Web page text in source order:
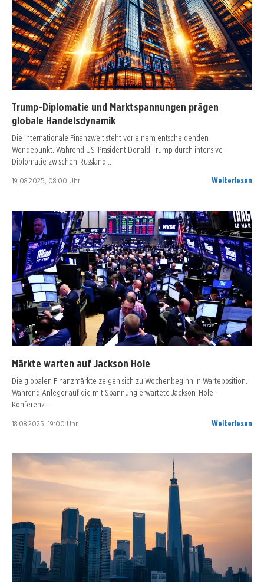
Trump-Diplomatie und Marktspannungen prägen
globale Handelsdynamik
Die internationale Finanzwelt steht vor einem entscheidenden
Wendepunkt. Während US-Präsident Donald Trump durch intensive
Diplomatie zwischen Russland…
19.08.2025, 08:00 Uhr Weiterlesen
Märkte warten auf Jackson Hole
Die globalen Finanzmärkte zeigen sich zu Wochenbeginn in Warteposition.
Während Anleger auf die mit Spannung erwartete Jackson-Hole-
Konferenz…
18.08.2025, 19:00 Uhr Weiterlesen